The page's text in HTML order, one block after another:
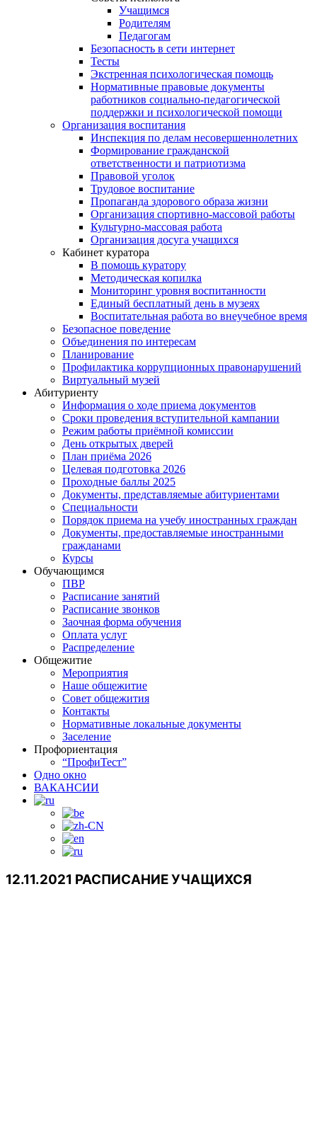
Учащимся
Родителям
Педагогам
Безопасность в сети интернет
Тесты
Экстренная психологическая помощь
Нормативные правовые документы
работников социально-педагогической
поддержки и психологической помощи
Организация воспитания
Инспекция по делам несовершеннолетних
Формирование гражданской
ответственности и патриотизма
Правовой уголок
Трудовое воспитание
Пропаганда здорового образа жизни
Организация спортивно-массовой работы
Культурно-массовая работа
Организация досуга учащихся
Кабинет куратора
В помощь куратору
Методическая копилка
Мониторинг уровня воспитанности
Единый бесплатный день в музеях
Воспитательная работа во внеучебное время
Безопасное поведение
Объединения по интересам
Планирование
Профилактика коррупционных правонарушений
Виртуальный музей
Абитуриенту
Информация о ходе приема документов
Сроки проведения вступительной кампании
Режим работы приёмной комиссии
День открытых дверей
План приёма 2026
Целевая подготовка 2026
Проходные баллы 2025
Документы, представляемые абитуриентами
Специальности
Порядок приема на учебу иностранных граждан
Документы, предоставляемые иностранными
гражданами
Курсы
Обучающимся
ПВР
Расписание занятий
Расписание звонков
Заочная форма обучения
Оплата услуг
Распределение
Общежитие
Мероприятия
Наше общежитие
Совет общежития
Контакты
Нормативные локальные документы
Заселение
Профориентация
“ПрофиТест”
Одно окно
ВАКАНСИИ
12.11.2021 РАСПИСАНИЕ УЧАЩИХСЯ